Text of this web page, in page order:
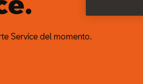
Service del momento.